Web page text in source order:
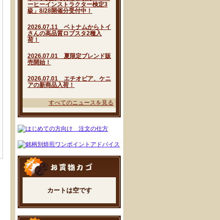
ーヒーインストラクター検定3
級」8/28開催分受付中！
2026.07.11 ベトナムからトイ
さんの高品質ロブスタ2種入
荷！
2026.07.01 夏限定ブレンド販
売開始！
2026.07.01 エチオピア、ケニ
アの新商品入荷！
すべてのニュースを見る
カートは空です